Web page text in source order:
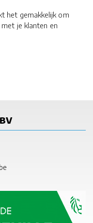
het gemakkelijk om
je klanten en